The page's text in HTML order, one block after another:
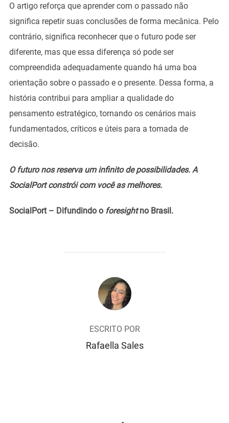
O artigo reforça que aprender com o passado não
significa repetir suas conclusões de forma mecânica. Pelo
contrário, significa reconhecer que o futuro pode ser
diferente, mas que essa diferença só pode ser
compreendida adequadamente quando há uma boa
orientação sobre o passado e o presente. Dessa forma, a
história contribui para ampliar a qualidade do
pensamento estratégico, tornando os cenários mais
fundamentados, críticos e úteis para a tomada de
decisão.
O futuro nos reserva um infinito de possibilidades. A
SocialPort constrói com você as melhores.
SocialPort – Difundindo o foresightno Brasil.
AUTOR DO POST
ESCRITO POR
Rafaella Sales